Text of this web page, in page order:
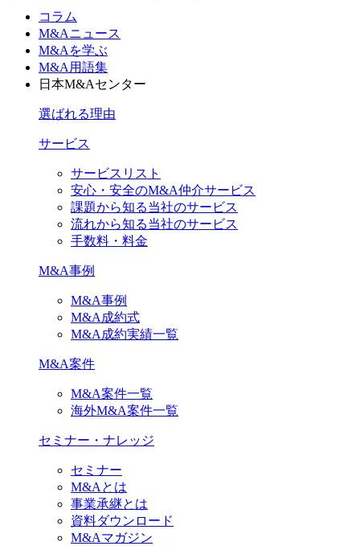
コラム
M&Aニュース
M&Aを学ぶ
M&A用語集
日本M&Aセンター
選ばれる理由
サービス
サービスリスト
安心・安全のM&A仲介サービス
課題から知る当社のサービス
流れから知る当社のサービス
手数料・料金
M&A事例
M&A事例
M&A成約式
M&A成約実績一覧
M&A案件
M&A案件一覧
海外M&A案件一覧
セミナー・ナレッジ
セミナー
M&Aとは
事業承継とは
資料ダウンロード
M&Aマガジン